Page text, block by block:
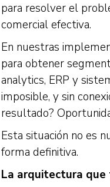
para resolver el
comercial efectiva.
En nuestras
para obtener
analytics, ERP y
imposible, y sin
resultado?
Esta situación no es
forma definitiva.
La arquitectura que